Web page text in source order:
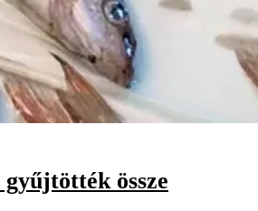
össze